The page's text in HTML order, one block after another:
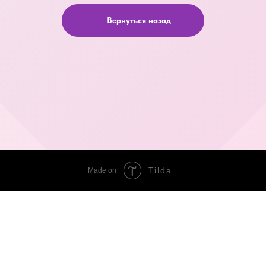
Вернуться назад
Made on Tilda